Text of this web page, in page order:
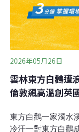
北市屈尺等站，高
報員鄭捷仁受訪說
太平洋高
2026年05月26日
雲林東方白鸛遭
倫敦飆高溫創英
東方白鸛一家濁水
冷汗一對東方白鸛